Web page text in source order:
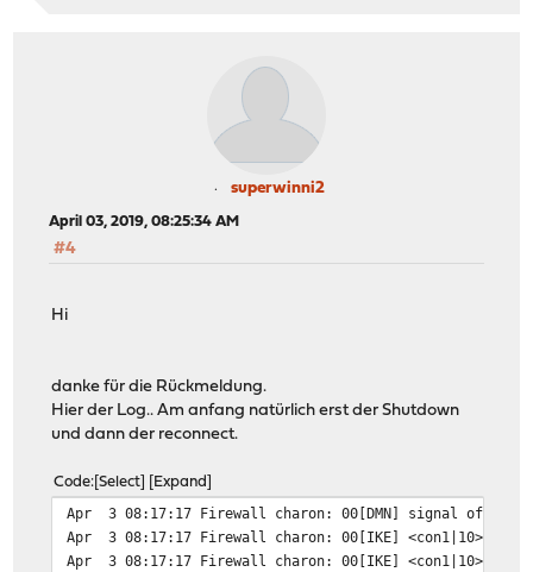
superwinni2
April 03, 2019, 08:25:34 AM
#4
Hi
danke für die Rückmeldung.
Hier der Log.. Am anfang natürlich erst der Shutdown
und dann der reconnect.
Code Select Expand
Apr 3 08:17:17 Firewall charon: 00[DMN] signal of type
Apr 3 08:17:17 Firewall charon: 00[IKE] <con1|10>
Apr 3 08:17:17 Firewall charon: 00[IKE] <con1|10>